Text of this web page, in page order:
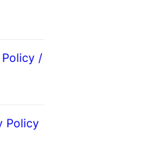
Policy /
Policy